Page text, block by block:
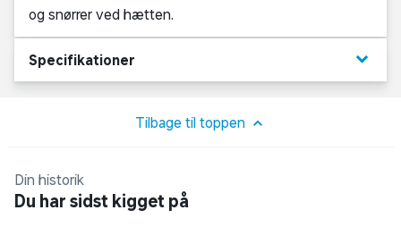
og snørrer ved hætten.
Specifikationer keyboard_arrow_down
Tilbage til toppen
Din historik
Du har sidst kigget på